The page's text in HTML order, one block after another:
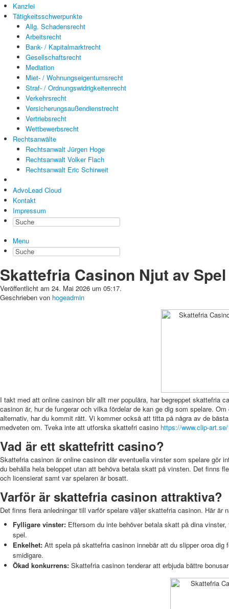
Kanzlei
Tätigkeitsschwerpunkte
Allg. Schadensrecht
Arbeitsrecht
Bank- / Kapitalmarktrecht
Gesellschaftsrecht
Mediation
Miet- / Wohnungseigentumsrecht
Straf- / Ordnungswidrigkeitenrecht
Verkehrsrecht
Versicherungsaußendienstrecht
Vertriebsrecht
Wettbewerbsrecht
Rechtsanwälte
Rechtsanwalt Jürgen Hoge
Rechtsanwalt Volker Flach
Rechtsanwalt Eric Schirweit
AdvoLead Cloud
Kontakt
Impressum
Menu
Skattefria Casinon Njut av
Veröffentlicht am 24. Mai 2026 um 05:17.
Geschrieben von hogeadmin
I takt med att online casinon blir allt mer populära, har begreppet skattefria
casinon är, hur de fungerar och vilka fördelar de kan ge dig som spelare.
alternativ, har du kommit rätt. Vi kommer också att titta på några av de
medveten om. Tveka inte att utforska skattefri casino https://www.clip-art.se/
Vad är ett skattefritt casino?
Skattefria casinon är online casinon där eventuella vinster som spelare gör
du behålla hela beloppet utan att behöva betala skatt på vinsten. Det finns
och licensierat samt var spelaren är bosatt.
Varför är skattefria casinon attraktiva?
Det finns flera anledningar till varför spelare väljer skattefria casinon. Här är
Fylligare vinster: Eftersom du inte behöver betala skatt på dina
spel.
Enkelhet: Att spela på skattefria casinon innebär att du slipper oroa
smidigare.
Ökad konkurrens: Skattefria casinon tenderar att erbjuda bättre